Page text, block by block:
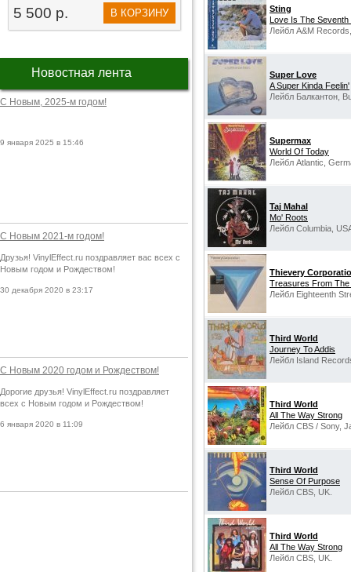
5 500 р. В КОРЗИНУ
Новостная лента
С Новым, 2025-м годом!
9 января 2025 в 15:46
С Новым 2021-м годом!
Друзья! VinylEffect.ru поздравляет вас всех с
Новым годом и Рождеством!
30 декабря 2020 в 23:17
С Новым 2020 годом и Рождеством!
Дорогие друзья! VinylEffect.ru поздравляет
всех с Новым годом и Рождеством!
6 января 2020 в 11:09
Sting
Love Is The
Лейбл A&M
Super Love
A Super Kinda Feelin'
Лейбл Балкантон,
Supermax‎
World Of Today
Лейбл Atlantic,
Taj Mahal
Mo' Roots
Лейбл Columbia,
Thievery
Treasures From The
Лейбл Eighteenth
Third World
Journey To Addis
Лейбл Island
Third World
All The Way Strong
Лейбл CBS / Sony,
Third World
Sense Of Purpose
Лейбл CBS, UK.
Third World
All The Way Strong
Лейбл CBS, UK.